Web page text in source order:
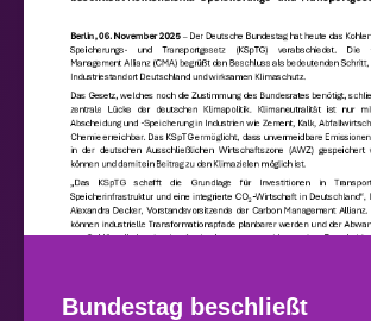
Bundestag beschließt